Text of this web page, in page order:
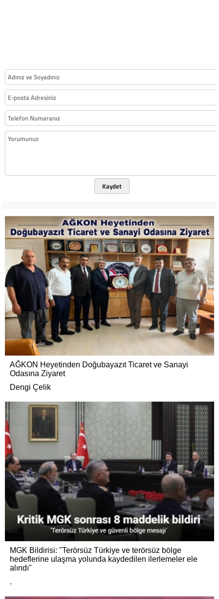
Kaydet
AĞKON Heyetinden Doğubayazıt Ticaret ve Sanayi
Odasına Ziyaret
Dengi Çelik
MGK Bildirisi: "Terörsüz Türkiye ve terörsüz bölge
hedeflerine ulaşma yolunda kaydedilen ilerlemeler ele
alındı"
.